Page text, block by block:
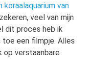
koraalaquarium van
veel van mijn
dit proces heb ik
een filmpje. Alles
op verstaanbare